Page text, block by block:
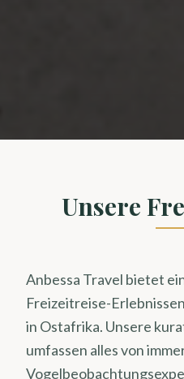
Unsere
Anbessa Travel bietet
Freizeitreise-
in Ostafrika. Unsere
umfassen alles von